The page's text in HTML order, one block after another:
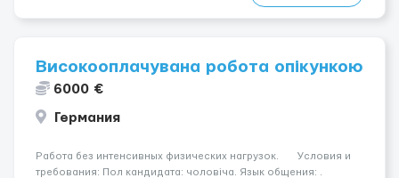
Високооплачувана робота опікункою
6000 €
Германия
Работа без интенсивных физических нагрузок. Условия и
требования: Пол кандидата: чоловіча. Язык общения: .